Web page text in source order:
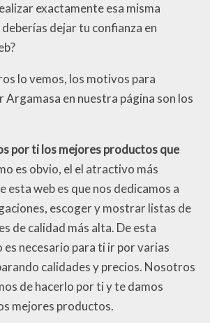
exactamente esa misma
dejar tu confianza en
lo vemos, los motivos para
en nuestra página son los
por ti los mejores productos que
es obvio, el el atractivo más
esta web es que nos dedicamos a
escoger y mostrar listas de
de calidad más alta. De esta
es necesario para ti ir por varias
calidades y precios. Nosotros
de hacerlo por ti y te damos
mejores productos.